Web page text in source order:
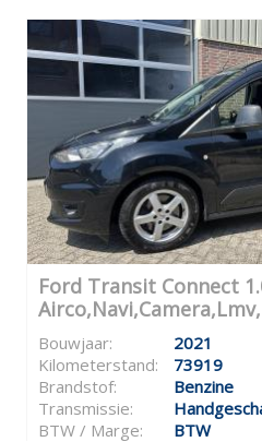
Ford Transit Connect
Bouwjaar:
2021
Kilometerstand:
73919
Brandstof:
Benzine
Transmissie:
BTW / Marge:
BTW